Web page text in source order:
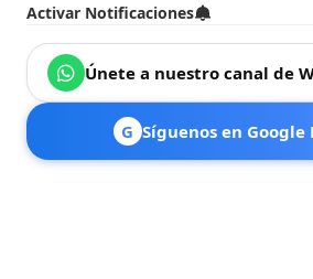
Activar Notificaciones
Únete a nuestro canal de
G Síguenos en Google